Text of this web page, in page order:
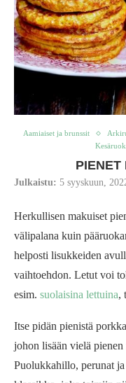
Aamiaiset ja brunssit
PIENET
Julkaistu: 5 syyskuun,
Herkullisen makuiset
välipalana kuin
helposti lisukkeiden
vaihtoehdon. Letut voi
esim. suolaisina lettuina,
Itse pidän pienistä
johon lisään vielä pienen
Puolukkahillo, perunat ja